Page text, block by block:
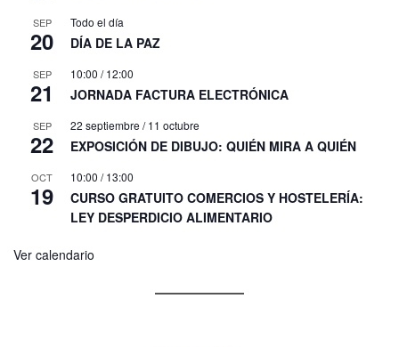
SEP
20
Todo el día
DÍA DE LA PAZ
SEP
21
10:00 /12:00
JORNADA FACTURA ELECTRÓNICA
SEP
22
22 septiembre /11 octubre
EXPOSICIÓN DE DIBUJO: QUIÉN MIRA A QUIÉN
OCT
19
10:00 /13:00
CURSO GRATUITO COMERCIOS Y HOSTELERÍA:
LEY DESPERDICIO ALIMENTARIO
Ver calendario